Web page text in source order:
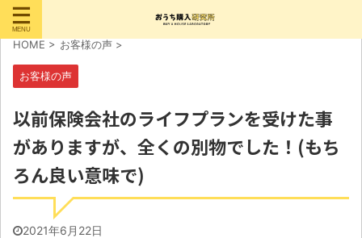
HOME > お客様の声 >
お客様の声
以前保険会社のライフプランを受けた事
がありますが、全くの別物でした！(もち
ろん良い意味で)
2021年6月22日